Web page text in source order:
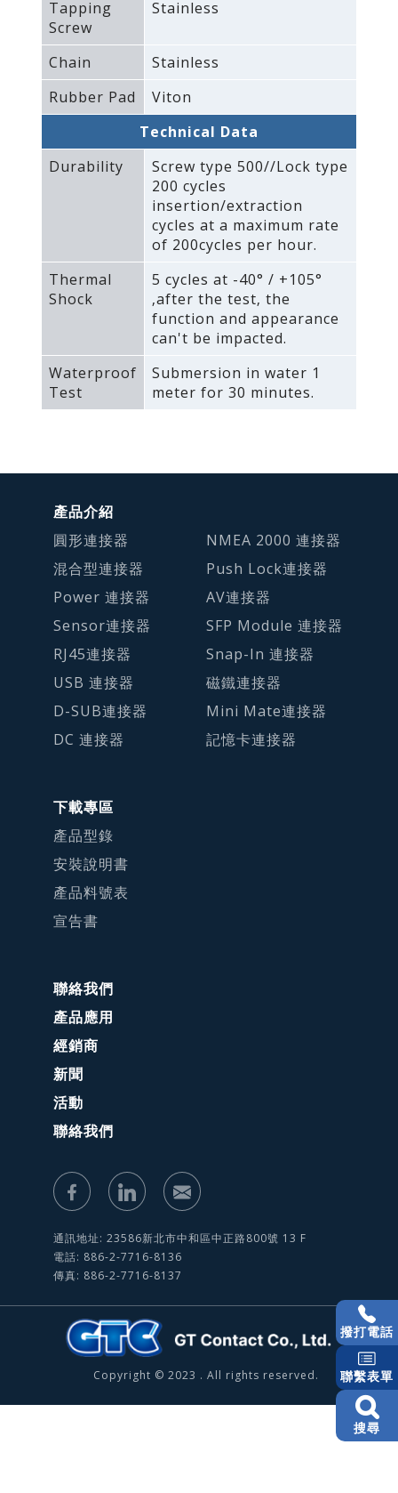
Tapping
Screw
Stainless
Chain
Stainless
Rubber Pad
Viton
Technical Data
Durability
Screw type 500//Lock type
200 cycles
insertion/extraction
cycles at a maximum rate
of 200cycles per hour.
Thermal
Shock
5 cycles at -40° / +105°
‚after the test‚ the
function and appearance
can't be impacted.
Waterproof
Test
Submersion in water 1
meter for 30 minutes.
產品介紹
圓形連接器
混合型連接器
Power 連接器
Sensor連接器
RJ45連接器
USB 連接器
D-SUB連接器
DC 連接器
NMEA 2000 連接器
Push Lock連接器
AV連接器
SFP Module 連接器
Snap-In 連接器
磁鐵連接器
Mini Mate連接器
記憶卡連接器
下載專區
產品型錄
安裝說明書
產品料號表
宣告書
聯絡我們
產品應用
經銷商
新聞
活動
聯絡我們
通訊地址: 23586新北市中和區中正路800號 13 F
電話: 886-2-7716-8136
傳真: 886-2-7716-8137
Copyright © 2023 . All rights reserved.
撥打電話
聯繫表單
搜尋